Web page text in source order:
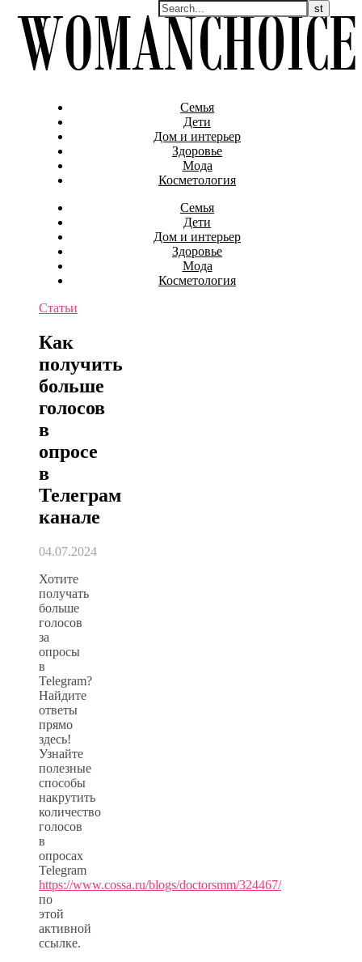
Семья
Дети
Дом и интерьер
Здоровье
Мода
Косметология
Семья
Дети
Дом и интерьер
Здоровье
Мода
Косметология
Статьи
Как
получить
больше
голосов
в
опросе
в
Телеграм
канале
04.07.2024
Хотите
получать
больше
голосов
за
опросы
в
Telegram?
Найдите
ответы
прямо
здесь!
Узнайте
полезные
способы
накрутить
количество
голосов
в
опросах
Telegram
https://www.cossa.ru/blogs/doctorsmm/324467/
по
этой
активной
ссылке.